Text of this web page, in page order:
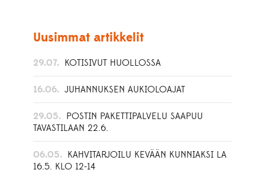
Uusimmat artikkelit
29.07. KOTISIVUT HUOLLOSSA
16.06. JUHANNUKSEN AUKIOLOAJAT
29.05. POSTIN PAKETTIPALVELU SAAPUU
TAVASTILAAN 22.6.
06.05. KAHVITARJOILU KEVÄÄN KUNNIAKSI LA
16.5. KLO 12-14